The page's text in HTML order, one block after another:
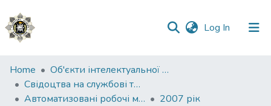
Log In (current)
Communities
&
Collections
Home
Об'єкти інтелектуальної власності
Свідоцтва на службові твори
Автоматизовані робочі місця фахівців Національної поліції України
2007 рік